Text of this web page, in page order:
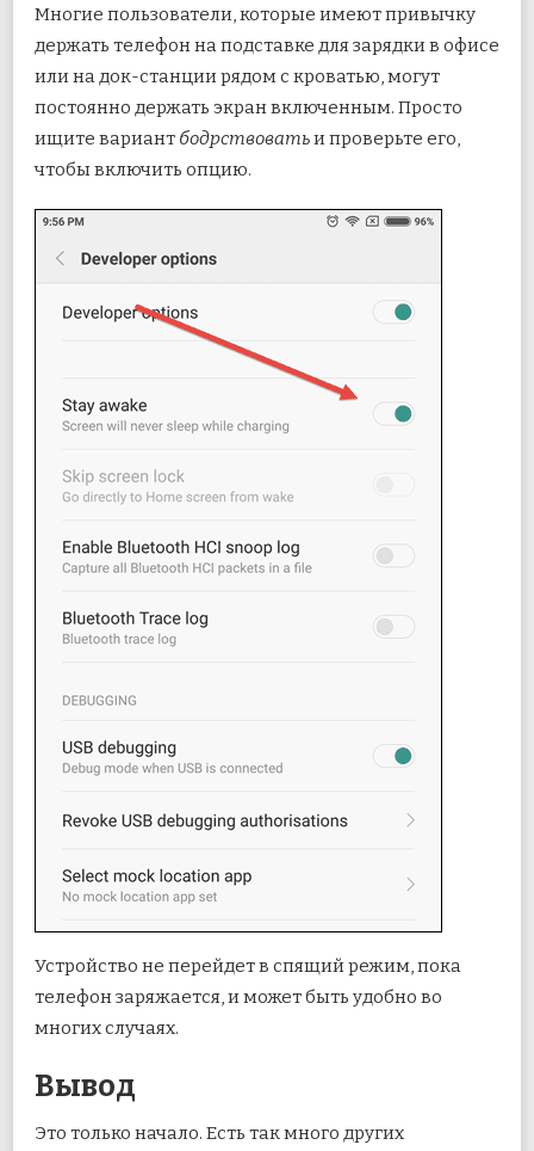
Многие пользователи, которые имеют привычку
держать телефон на подставке для зарядки в офисе
или на док-станции рядом с кроватью, могут
постоянно держать экран включенным. Просто
ищите вариант бодрствоватьи проверьте его,
чтобы включить опцию.
Устройство не перейдет в спящий режим, пока
телефон заряжается, и может быть удобно во
многих случаях.
Вывод
Это только начало. Есть так много других